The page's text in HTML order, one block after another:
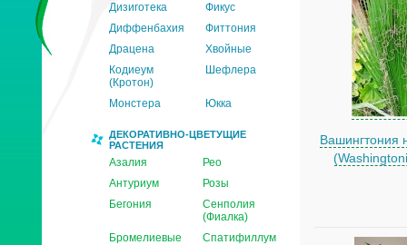
Дизиготека
Фикус
Диффенбахия
Фиттония
Драцена
Хвойные
Кодиеум
(Кротон)
Шефлера
Монстера Юкка
ДЕКОРАТИВНО-ЦВЕТУЩИЕ
РАСТЕНИЯ
Азалия
Рео
Антуриум
Розы
Бегония
Сенполия
(Фиалка)
Бромелиевые
Спатифиллум
Вашингтония